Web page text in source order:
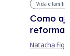
Vida e família
Como
reforma
Natacha